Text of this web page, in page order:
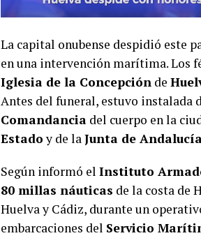
La capital onubense despidió este
en una intervención marítima. Los
Iglesia de la Concepción de
Antes del funeral, estuvo instalada
Comandancia del cuerpo en la
Estadoy de laJunta de
Según informó el Instituto
80 millas náuticas de la costa de
Huelva y Cádiz, durante un
embarcaciones del Servicio